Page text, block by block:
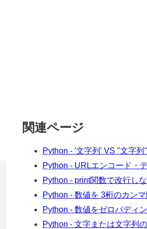
関連ページ
Python - '文字列' VS "文字列"
Python - URLエンコード・
Python - print関数で改行し
Python - 数値を 3桁のカン
Python - 数値をゼロパディ
Python - 文字または文字列